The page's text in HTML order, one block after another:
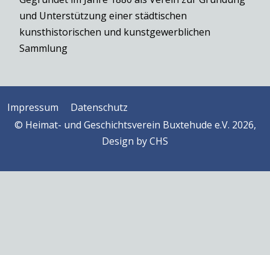
und Unterstützung einer städtischen
kunsthistorischen und kunstgewerblichen
Sammlung
Impressum
Datenschutz
© Heimat- und Geschichtsverein Buxtehude e.V. 2026,
Design byCHS